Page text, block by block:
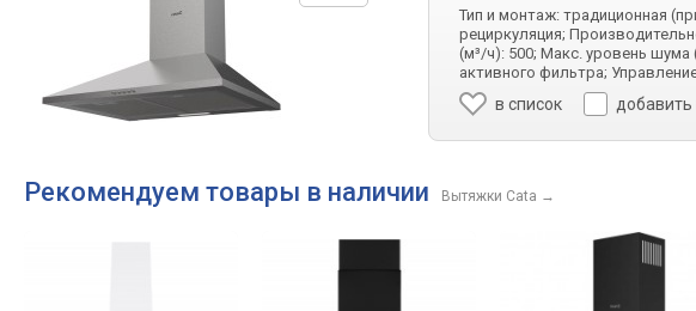
Тип и монтаж: традиционная
рециркуляция;
(м³/ч): 500; Макс. уровень
активного фильтра;
в список добавить
Рекомендуем товары в наличии Вытяжки Cata →